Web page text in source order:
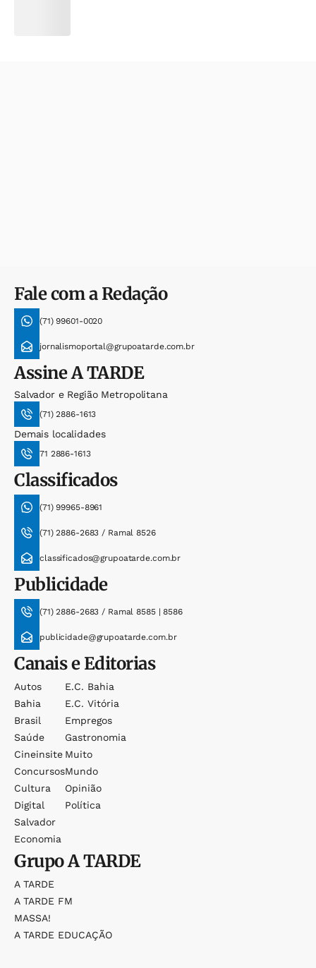
Fale com a Redação
(71) 99601-0020
jornalismoportal@grupoatarde.com.br
AssineA TARDE
Salvador e Região Metropolitana
(71) 2886-1613
Demais localidades
71 2886-1613
Classificados
(71) 99965-8961
(71) 2886-2683 / Ramal 8526
classificados@grupoatarde.com.br
Publicidade
(71) 2886-2683 / Ramal 8585 | 8586
publicidade@grupoatarde.com.br
Canais e Editorias
Autos
Bahia
Brasil
Saúde
Cineinsite
Concursos
Cultura
Digital
Salvador
Economia
E.c. Bahia
E.c. Vitória
Empregos
Gastronomia
Muito
Mundo
Opinião
Política
GrupoA TARDE
A TARDE
A TARDE FM
MASSA!
A TARDE EDUCAÇÃO